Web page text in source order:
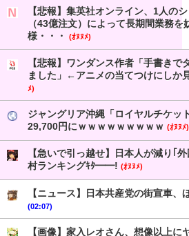
【悲報】集英社オンライン、1人の
（43億注文）によって長期間業務
様・・・
(ｵﾇﾇﾒ)
【悲報】ワンダンス作者「手書きで
ました」←アニメの当てつけにしか
ﾒ)
ジャングリア沖縄「ロイヤルチケッ
29,700円にｗｗｗｗｗｗｗｗｗ (ｵﾇﾇﾒ)
【急いで引っ越せ】日本人が減り｢
村ランキングｷﾀ━━! (ｵﾇﾇﾒ)
【ニュース】日本共産党の街宣車、
(02:07)
【画像】家入レオさん、想像以上に